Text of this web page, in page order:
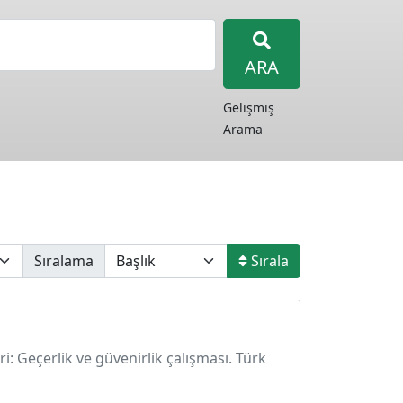
ARA
Gelişmiş
Arama
Sıralama Sırala
Geçerlik ve güvenirlik çalışması. Türk